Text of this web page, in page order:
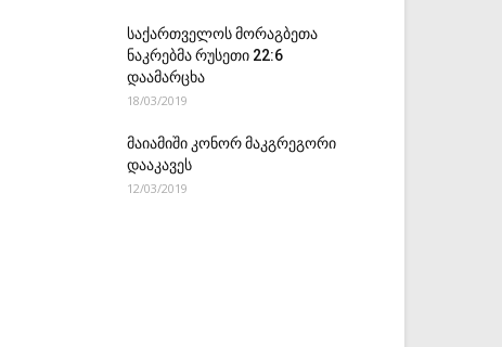
საქართველოს მორაგბეთა
ნაკრებმა რუსეთი 22:6
დაამარცხა
18/03/2019
მაიამიში კონორ მაკგრეგორი
დააკავეს
12/03/2019